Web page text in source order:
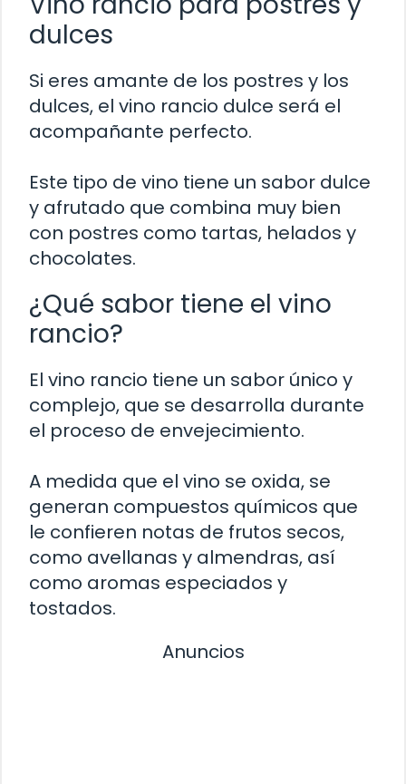
dulces
Si eres amante de los postres y los
dulces, el vino rancio dulce será el
acompañante perfecto.
Este tipo de vino tiene un sabor dulce
y afrutado que combina muy bien
con postres como tartas, helados y
chocolates.
¿Qué sabor tiene el vino
rancio?
El vino rancio tiene un sabor único y
complejo, que se desarrolla durante
el proceso de envejecimiento.
A medida que el vino se oxida, se
generan compuestos químicos que
le confieren notas de frutos secos,
como avellanas y almendras, así
como aromas especiados y
tostados.
Anuncios